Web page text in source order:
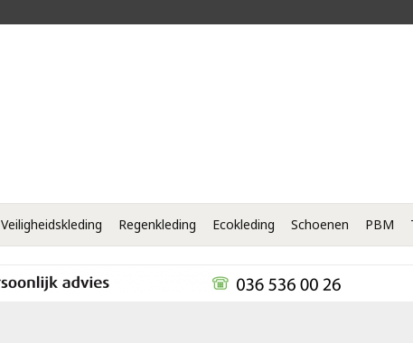
Veiligheidskleding Regenkleding Ecokleding Schoenen PBM